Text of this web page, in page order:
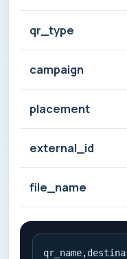
qr_type
campaign
placement
external_id
file_name